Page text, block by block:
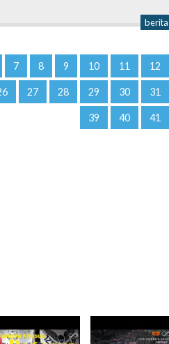
berita
7 8 9 10 11 12
27 28 29 30 31
39 40 41